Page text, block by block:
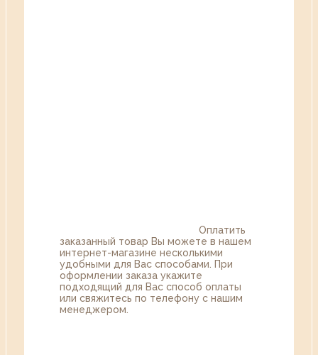
Оплатить
заказанный товар Вы можете в нашем
интернет-магазине несколькими
удобными для Вас способами. При
оформлении заказа укажите
подходящий для Вас способ оплаты
или свяжитесь по телефону с нашим
менеджером.